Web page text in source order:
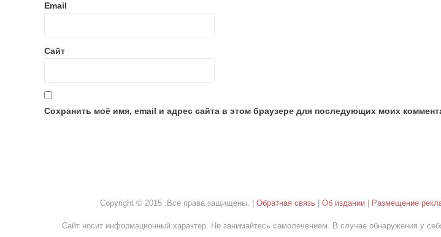
Email
Сайт
Сохранить моё имя, email и адрес сайта в этом браузере для последующих моих
Copyright © 2015 .Все права защищены. | Обратная связь| Об издании| Размещение
Сайт носит информационный характер. Не занимайтесь самолечением. В случае обнаружения у